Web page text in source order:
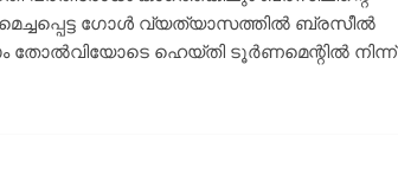
ഗോൾ വ്യത്യാസത്തിൽ ബ്രസീൽ
തോൽവിയോടെ ഹെയ്തി ടൂർണമെന്റിൽ നിന്ന്